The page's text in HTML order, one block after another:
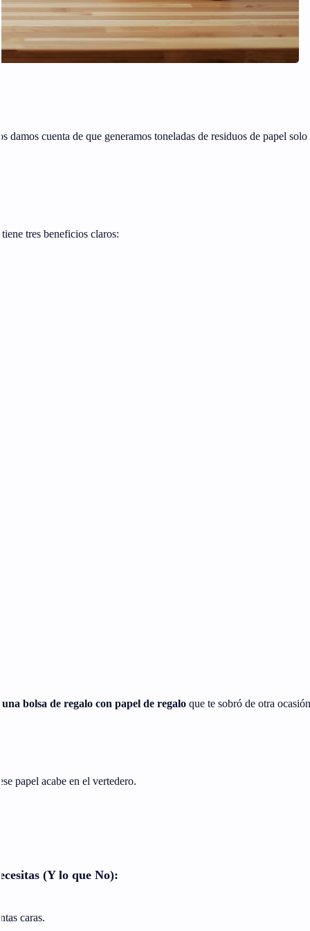
damos cuenta de que generamos toneladas de residuos de papel solo
tiene tres beneficios claros:
una bolsa de regalo con papel de regaloque te sobró de otra
papel acabe en el vertedero.
(Y lo que No):
caras.